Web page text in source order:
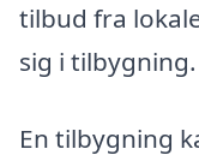
tilbud fra
sig i tilbygning.
En tilbygning